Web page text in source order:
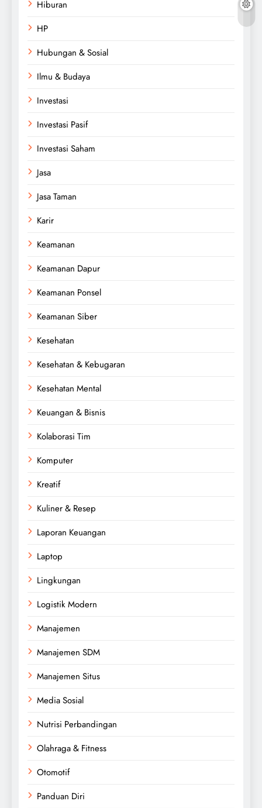
Hiburan
HP
Hubungan & Sosial
Ilmu & Budaya
Investasi
Investasi Pasif
Investasi Saham
Jasa
Jasa Taman
Karir
Keamanan
Keamanan Dapur
Keamanan Ponsel
Keamanan Siber
Kesehatan
Kesehatan & Kebugaran
Kesehatan Mental
Keuangan & Bisnis
Kolaborasi Tim
Komputer
Kreatif
Kuliner & Resep
Laporan Keuangan
Laptop
Lingkungan
Logistik Modern
Manajemen
Manajemen SDM
Manajemen Situs
Media Sosial
Nutrisi Perbandingan
Olahraga & Fitness
Otomotif
Panduan Diri